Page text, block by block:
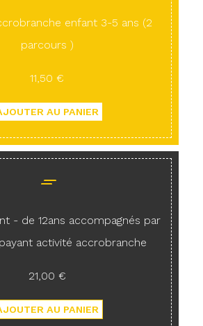
enfant 3-5 ans (2
parcours )
11,50 €
- de 12ans accompagnés par
activité accrobranche
21,00 €